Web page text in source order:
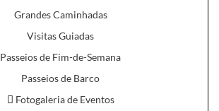
Grandes Caminhadas
Visitas Guiadas
Passeios de Fim-de-Semana
Passeios de Barco
Fotogaleria de Eventos